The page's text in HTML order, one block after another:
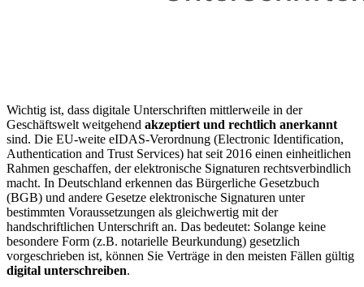
Wichtig ist, dass digitale Unterschriften mittlerweile in der
Geschäftswelt weitgehend akzeptiert und rechtlich anerkannt
sind. Die EU-weite eIDAS-Verordnung (Electronic Identification,
Authentication and Trust Services) hat seit 2016 einen einheitlichen
Rahmen geschaffen, der elektronische Signaturen rechtsverbindlich
macht. In Deutschland erkennen das Bürgerliche Gesetzbuch
(BGB) und andere Gesetze elektronische Signaturen unter
bestimmten Voraussetzungen als gleichwertig mit der
handschriftlichen Unterschrift an. Das bedeutet: Solange keine
besondere Form (z.B. notarielle Beurkundung) gesetzlich
vorgeschrieben ist, können Sie Verträge in den meisten Fällen gültig
digital unterschreiben.